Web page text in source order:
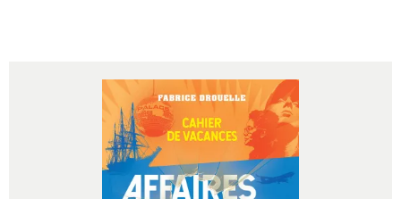
classique), pour une expression intime loin de tout
artifice, en accord parfait avec la flûte ney de
Mohammad Musavi – simple roseau au souffle
immense…